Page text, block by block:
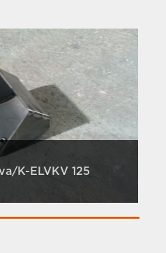
K-ELVKV 125